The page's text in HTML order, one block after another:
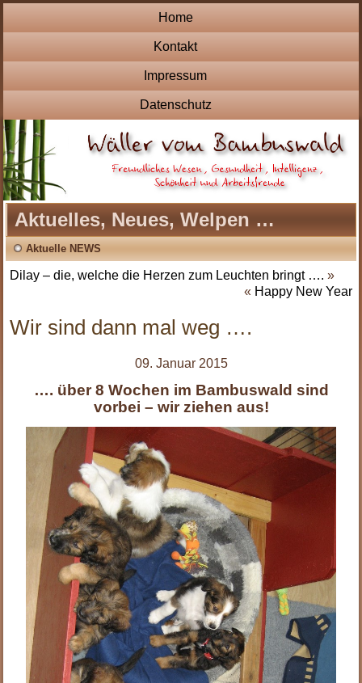
Home
Kontakt
Impressum
Datenschutz
Aktuelles, Neues, Welpen …
Aktuelle NEWS
Dilay – die, welche die Herzen zum Leuchten bringt …. »
« Happy New Year
Wir sind dann mal weg ….
09. Januar 2015
…. über 8 Wochen im Bambuswald sind
vorbei – wir ziehen aus!